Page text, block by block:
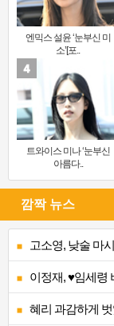
엔믹스 설윤 ‘눈부신 미
소’[포..
트와이스 미나 ‘눈부신
아름다..
깜짝 뉴스
고소영, 낮술 마
이정재, ♥임세령
혜리 과감하게